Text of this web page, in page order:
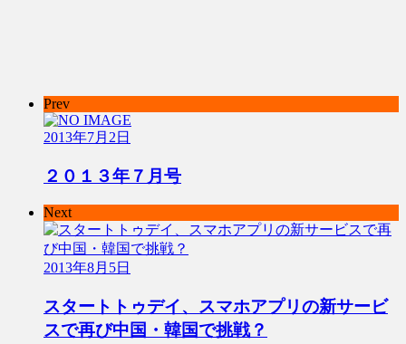
Prev
2013年7月2日
２０１３年７月号
Next
2013年8月5日
スタートトゥデイ、スマホアプリの新サービ
スで再び中国・韓国で挑戦？